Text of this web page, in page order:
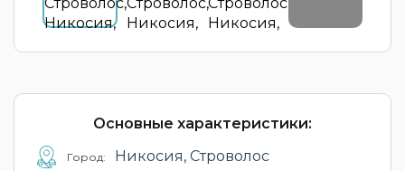
Основные характеристики:
Город: Никосия, Строволос